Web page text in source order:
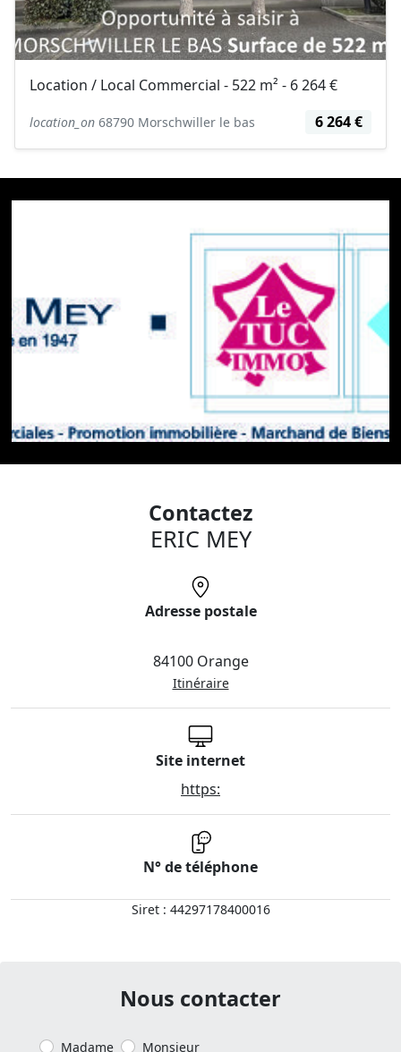
Location / Local Commercial - 522 m² - 6 264 €
location_on 68790 Morschwiller le bas 6 264 €
Contactez
ERIC MEY
Adresse postale
84100 Orange
Itinéraire
Site internet
https:
N° de téléphone
Siret : 44297178400016
Nous contacter
Madame Monsieur